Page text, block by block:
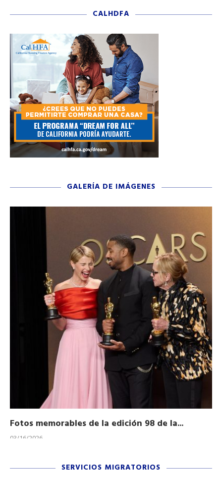
CALHDFA
GALERÍA DE IMÁGENES
Fotos memorables de la edición 98 de la...
03/16/2026
SERVICIOS MIGRATORIOS